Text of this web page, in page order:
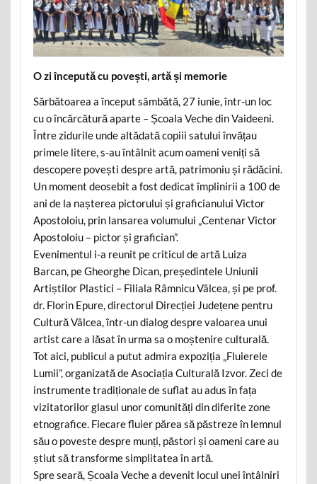
O zi începută cu povești, artă și memorie
Sărbătoarea a început sâmbătă, 27 iunie, într-un loc
cu o încărcătură aparte – Școala Veche din Vaideeni.
Între zidurile unde altădată copiii satului învățau
primele litere, s-au întâlnit acum oameni veniți să
descopere povești despre artă, patrimoniu și rădăcini.
Un moment deosebit a fost dedicat împlinirii a 100 de
ani de la nașterea pictorului și graficianului Victor
Apostoloiu, prin lansarea volumului „Centenar Victor
Apostoloiu – pictor și grafician”.
Evenimentul i-a reunit pe criticul de artă Luiza
Barcan, pe Gheorghe Dican, președintele Uniunii
Artiștilor Plastici – Filiala Râmnicu Vâlcea, și pe prof.
dr. Florin Epure, directorul Direcției Județene pentru
Cultură Vâlcea, într-un dialog despre valoarea unui
artist care a lăsat în urma sa o moștenire culturală.
Tot aici, publicul a putut admira expoziția „Fluierele
Lumii”, organizată de Asociația Culturală Izvor. Zeci de
instrumente tradiționale de suflat au adus în fața
vizitatorilor glasul unor comunități din diferite zone
etnografice. Fiecare fluier părea să păstreze în lemnul
său o poveste despre munți, păstori și oameni care au
știut să transforme simplitatea în artă.
Spre seară, Școala Veche a devenit locul unei întâlniri